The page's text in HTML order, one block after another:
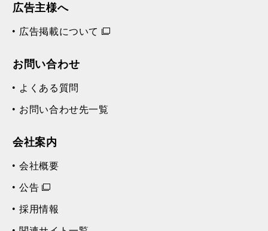
広告主様へ
広告掲載について
お問い合わせ
よくある質問
お問い合わせ先一覧
会社案内
会社概要
公告
採用情報